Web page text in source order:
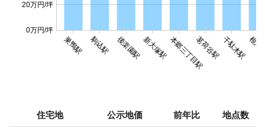
巣鴨駅 駒込駅 後楽園駅新大塚駅本郷三丁目駅茗荷谷駅千駄木駅根
0万円/坪
20万円/坪
住宅地 公示地価 前年比 地点数